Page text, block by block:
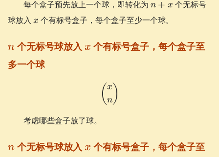
每个盒子预先放上一个球，即转化为 n + x 个无标号
球放入 x
x 个有标号盒子，每个盒子至少一个球。
n
n 个无标号球放入 x
x 个有标号盒子，每个盒子至
多一个球
\binom{x}{n}
( n
x )
考虑哪些盒子放了球。
n
n 个无标号球放入 x
x 个有标号盒子，每个盒子至